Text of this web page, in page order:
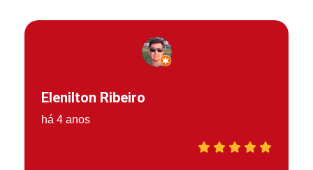
Elenilton Ribeiro
há 4 anos